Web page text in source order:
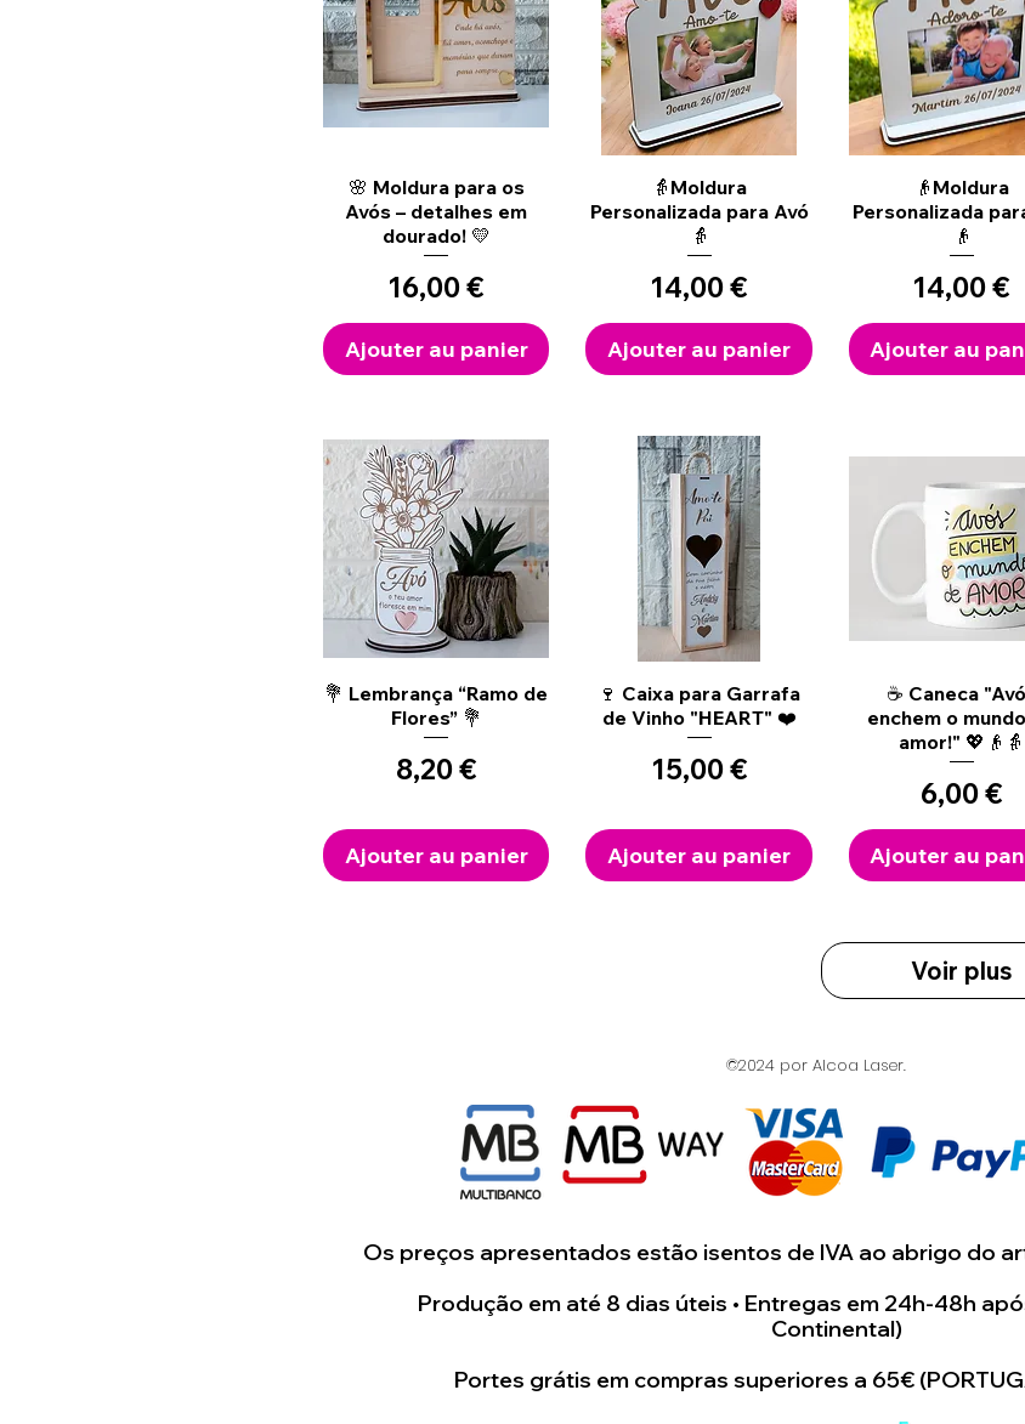
Aperçu rapide
🌸 Moldura para os
Avós – detalhes em
dourado! 💛
Prix
16,00 €
Ajouter au panier
Aperçu rapide
👵Moldura
Personalizada para Avó
👵
Prix
14,00 €
Ajouter au panier
Aperçu rapide
👴Moldura
Personalizada
👴
Prix
14,00 €
Ajouter au
Aperçu rapide
💐 Lembrança “Ramo de
Flores” 💐
Prix
8,20 €
Ajouter au panier
Aperçu rapide
🍷 Caixa para Garrafa
de Vinho "HEART" ❤️
Prix
15,00 €
Ajouter au panier
Aperçu rapide
☕ Caneca
enchem o
amor!" 💖👴👵
Prix
6,00 €
Ajouter au
Voir plus
©2024 por Alcoa Laser.
Os preços apresentados estão isentos de IVA ao abrigo do
Produção em até 8 dias úteis • Entregas em 24h-48h
Continental)
Portes grátis em compras superiores a 65€